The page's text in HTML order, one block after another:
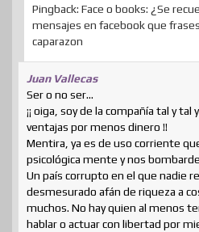
Pingback: Face o books: ¿Se
mensajes en facebook que
caparazon
Juan Vallecas
Ser o no ser…
¡¡ oiga, soy de la compañía tal y
ventajas por menos dinero !!
Mentira, ya es de uso corriente
psicológica mente y nos
Un país corrupto en el que nadie
desmesurado afán de riqueza a
muchos. No hay quien al menos
hablar o actuar con libertad por